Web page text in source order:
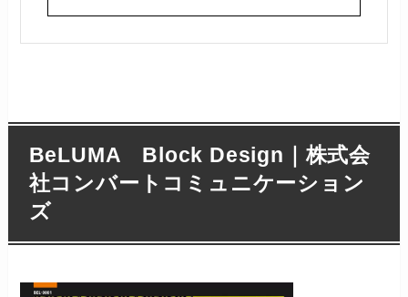
BeLUMA Block Design｜株式会
社コンバートコミュニケーション
ズ